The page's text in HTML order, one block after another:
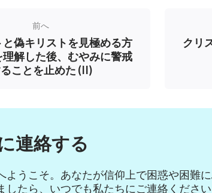
聖書に書かれた神の御言葉の新しい
彼らの交流は光で満ちていて、聖霊
能神の御言葉は私の困惑をたくさん
信したの。」当時、私の頭の中は東
する非難宣伝をインターネットで検
した、「お母さん、見てよ！ イン
前へ
偽キリストを見極める方
解した後、むやみに警戒
ことを止めた (II)
クリ
連絡する
ようこそ。あなたが信仰上で困惑や困難
したら、いつでも私たちにご連絡くださ